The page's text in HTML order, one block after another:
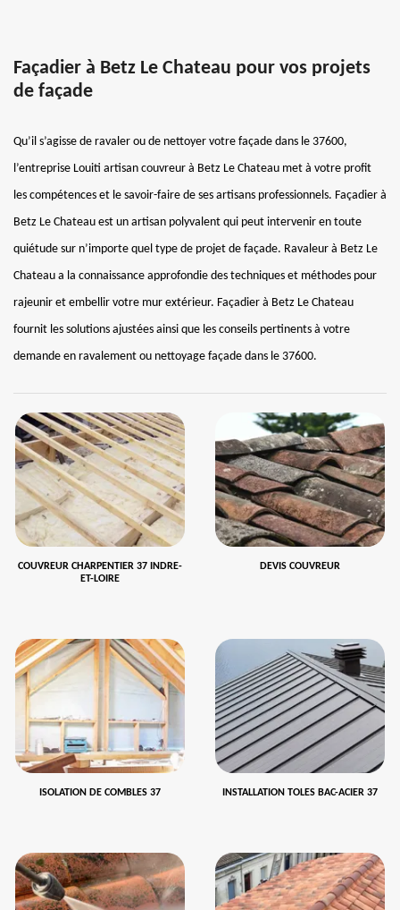
Façadier à Betz Le Chateau pour vos projets
de façade
Qu’il s’agisse de ravaler ou de nettoyer votre façade dans le 37600,
l’entreprise Louiti artisan couvreur à Betz Le Chateau met à votre profit
les compétences et le savoir-faire de ses artisans professionnels. Façadier à
Betz Le Chateau est un artisan polyvalent qui peut intervenir en toute
quiétude sur n’importe quel type de projet de façade. Ravaleur à Betz Le
Chateau a la connaissance approfondie des techniques et méthodes pour
rajeunir et embellir votre mur extérieur. Façadier à Betz Le Chateau
fournit les solutions ajustées ainsi que les conseils pertinents à votre
demande en ravalement ou nettoyage façade dans le 37600.
COUVREUR CHARPENTIER 37 INDRE-
ET-LOIRE
DEVIS COUVREUR
ISOLATION DE COMBLES 37 INSTALLATION TOLES BAC-ACIER 37